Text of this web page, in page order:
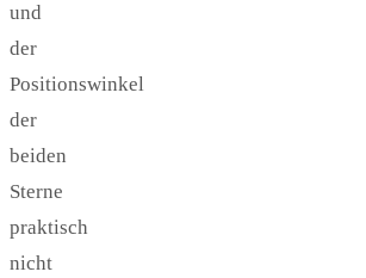
und
der
Positionswinkel
der
beiden
Sterne
praktisch
nicht